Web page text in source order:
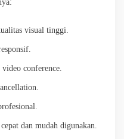
visual tinggi.
conference.
dan mudah digunakan.